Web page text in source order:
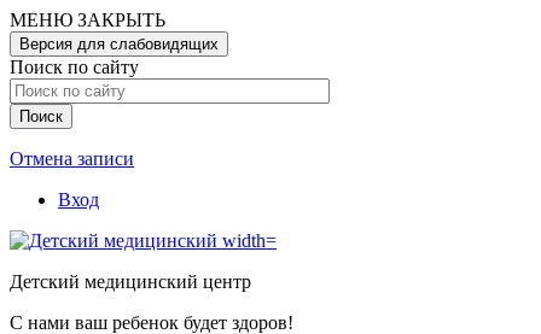
Перейти
к
основному
содержанию
МЕНЮ ЗАКРЫТЬ
Версия для слабовидящих
Поиск по сайту
Отмена записи
User
account
menu
Вход
Детский медицинский центр
С нами ваш ребенок будет здоров!